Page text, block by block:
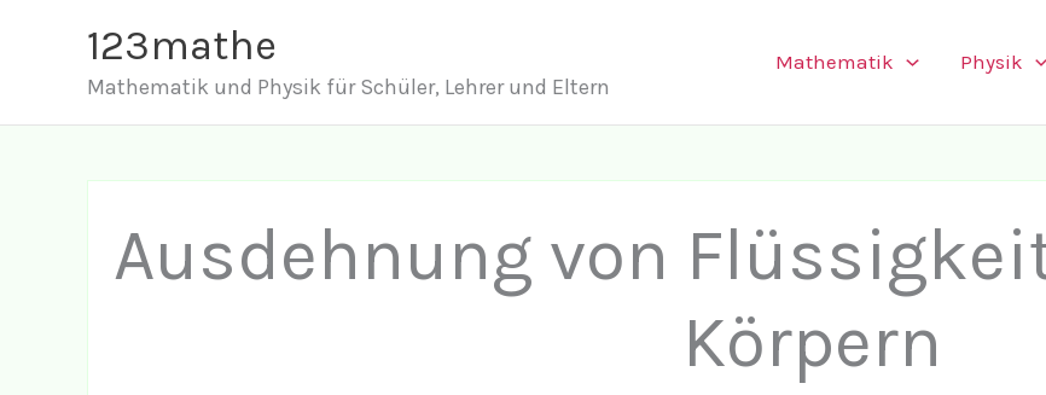
123mathe
Mathematik und Physik für Schüler, Lehrer und Eltern
Mathematik Physik
Ausdehnung von
Körpern